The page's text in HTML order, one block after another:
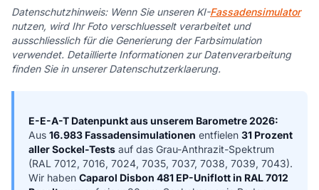
Datenschutzhinweis: Wenn Sie unseren KI-Fassadensimulator
nutzen, wird Ihr Foto verschluesselt verarbeitet und
ausschliesslich für die Generierung der Farbsimulation
verwendet. Detaillierte Informationen zur Datenverarbeitung
finden Sie in unserer Datenschutzerklaerung.
E-E-A-T Datenpunkt aus unserem Barometre 2026:
Aus 16.983 Fassadensimulationen entfielen 31 Prozent
aller Sockel-Tests auf das Grau-Anthrazit-Spektrum
(RAL 7012, 7016, 7024, 7035, 7037, 7038, 7039, 7043).
Wir haben Caparol Disbon 481 EP-Uniflott in RAL 7012